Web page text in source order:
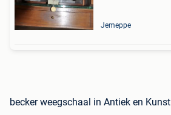
Jemeppe
becker weegschaal in Antiek en Kunst